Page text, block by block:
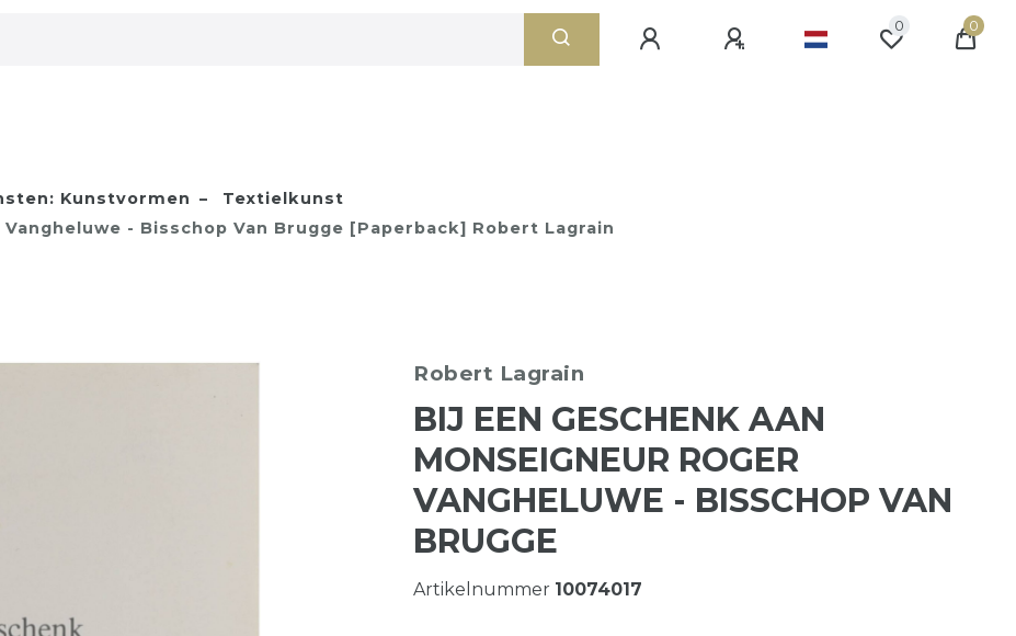
0 0
Kunstvormen
Textielkunst
- Bisschop Van Brugge [Paperback] Robert Lagrain
Robert Lagrain
BIJ EEN GESCHENK AAN
MONSEIGNEUR ROGER
VANGHELUWE - BISSCHOP VAN
BRUGGE
Artikelnummer 10074017